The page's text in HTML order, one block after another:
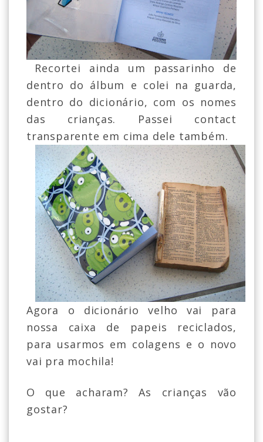
Recortei ainda um passarinho de
dentro do álbum e colei na guarda,
dentro do dicionário, com os nomes
das crianças. Passei contact
transparente em cima dele também.
Agora o dicionário velho vai para
nossa caixa de papeis reciclados,
para usarmos em colagens e o novo
vai pra mochila!
O que acharam? As crianças vão
gostar?